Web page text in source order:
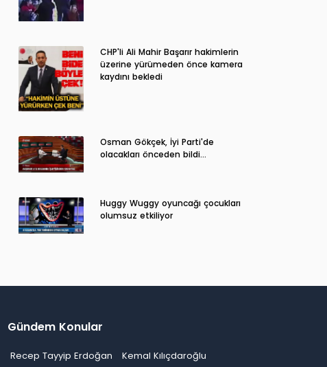
CHP'li Ali Mahir Başarır hakimlerin
üzerine yürümeden önce kamera
kaydını bekledi
Osman Gökçek, İyi Parti'de
olacakları önceden bildi...
Huggy Wuggy oyuncağı çocukları
olumsuz etkiliyor
Gündem Konular
Recep Tayyip Erdoğan
Kemal Kılıçdaroğlu